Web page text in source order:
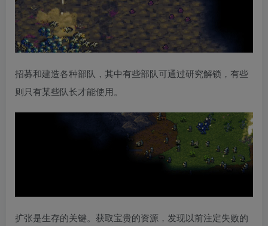
招募和建造各种部队，其中有些部队可通过研究解锁，有些
则只有某些队长才能使用。
扩张是生存的关键。获取宝贵的资源，发现以前注定失败的